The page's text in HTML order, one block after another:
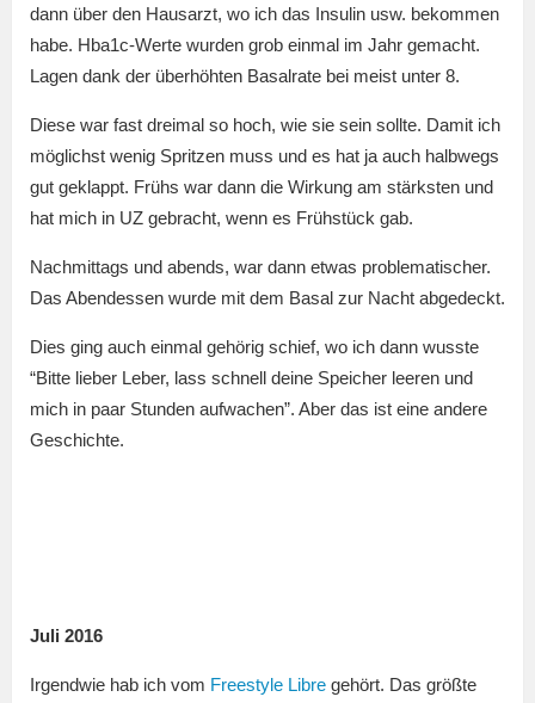
dann über den Hausarzt, wo ich das Insulin usw. bekommen
habe. Hba1c-Werte wurden grob einmal im Jahr gemacht.
Lagen dank der überhöhten Basalrate bei meist unter 8.
Diese war fast dreimal so hoch, wie sie sein sollte. Damit ich
möglichst wenig Spritzen muss und es hat ja auch halbwegs
gut geklappt. Frühs war dann die Wirkung am stärksten und
hat mich in UZ gebracht, wenn es Frühstück gab.
Nachmittags und abends, war dann etwas problematischer.
Das Abendessen wurde mit dem Basal zur Nacht abgedeckt.
Dies ging auch einmal gehörig schief, wo ich dann wusste
“Bitte lieber Leber, lass schnell deine Speicher leeren und
mich in paar Stunden aufwachen”. Aber das ist eine andere
Geschichte.
Juli 2016
Irgendwie hab ich vom Freestyle Libre gehört. Das größte